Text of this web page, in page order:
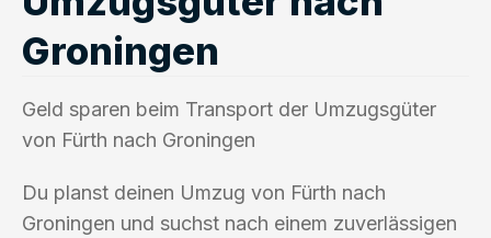
Groningen
Geld sparen beim Transport der Umzugsgüter
von Fürth nach Groningen
Du planst deinen Umzug von Fürth nach
Groningen und suchst nach einem zuverlässigen